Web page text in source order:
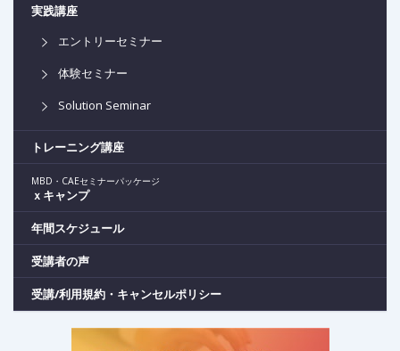
実践講座
エントリーセミナー
体験セミナー
Solution Seminar
トレーニング講座
MBD・CAEセミナーパッケージ
ｘキャンプ
年間スケジュール
受講者の声
受講/利用規約・キャンセルポリシー